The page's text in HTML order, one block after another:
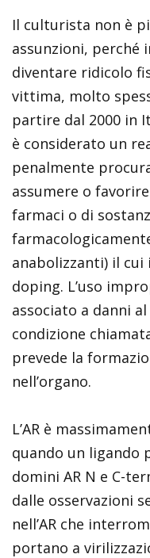
Il culturista non è
assunzioni, perché
diventare ridicolo
vittima, molto
partire dal 2000 in
è considerato un
penalmente
assumere o
farmaci o di
anabolizzanti) il
doping. L’uso
associato a danni
condizione
prevede la
nell’organo.
L’AR è
quando un ligando
domini AR N e C-
dalle osservazioni
nell’AR che
portano a